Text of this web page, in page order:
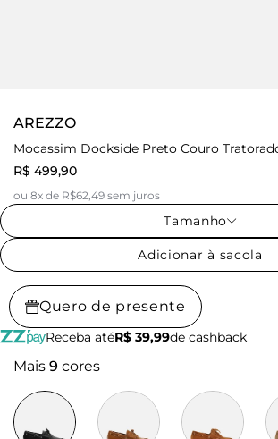
AREZZO
Mocassim Dockside Preto Couro
R$ 499,90
ou 8x de R$62,49 sem juros
Tamanho
Adicionar à sacola
Quero de presente
Receba atéR$ 39,99de cashback
Mais 9 cores